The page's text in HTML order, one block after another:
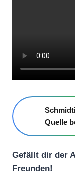
Quelle
Gefällt dir der
Freunden!